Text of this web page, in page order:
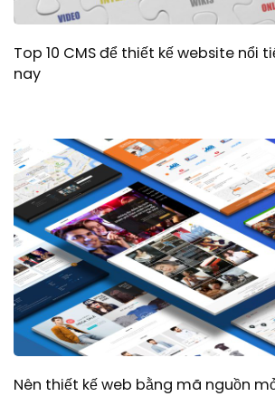
Top 10 CMS để thiết kế website nổi
nay
Nên thiết kế web bằng mã nguồn